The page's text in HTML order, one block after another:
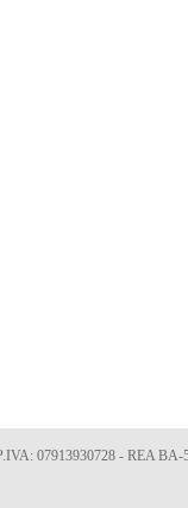
07913930728 - REA BA-